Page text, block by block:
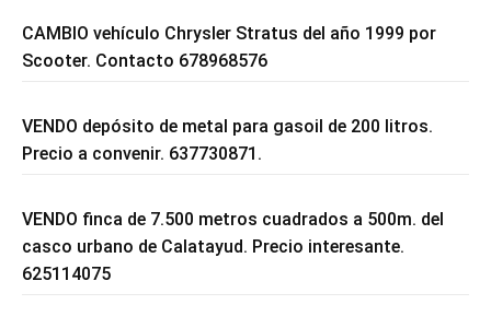
CAMBIO vehículo Chrysler Stratus del año 1999 por
Scooter. Contacto 678968576
VENDO depósito de metal para gasoil de 200 litros.
Precio a convenir. 637730871.
VENDO finca de 7.500 metros cuadrados a 500m. del
casco urbano de Calatayud. Precio interesante.
625114075